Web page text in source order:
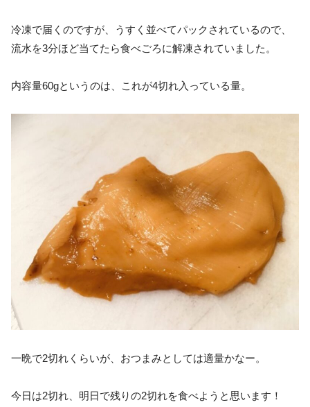
冷凍で届くのですが、うすく並べてパックされているので、
流水を3分ほど当てたら食べごろに解凍されていました。
内容量60gというのは、これが4切れ入っている量。
一晩で2切れくらいが、おつまみとしては適量かなー。
今日は2切れ、明日で残りの2切れを食べようと思います！